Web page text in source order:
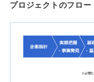
プロジェクトのフロー